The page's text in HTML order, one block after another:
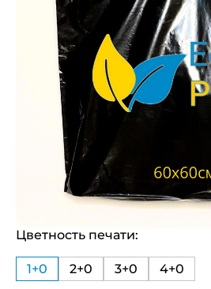
Цветность печати:
1+0 2+0 3+0 4+0